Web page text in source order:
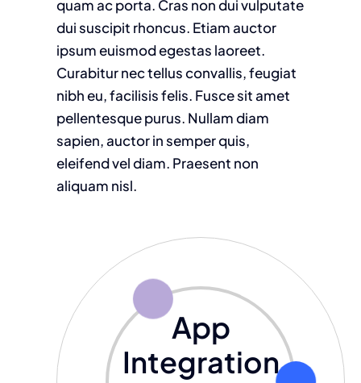
quam ac porta. Cras non dui vulputate
dui suscipit rhoncus. Etiam auctor
ipsum euismod egestas laoreet.
Curabitur nec tellus convallis, feugiat
nibh eu, facilisis felis. Fusce sit amet
pellentesque purus. Nullam diam
sapien, auctor in semper quis,
eleifend vel diam. Praesent non
aliquam nisl.
App
Integration